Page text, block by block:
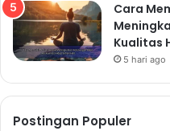
Cara
Kualitas
5 hari ago
Postingan Populer